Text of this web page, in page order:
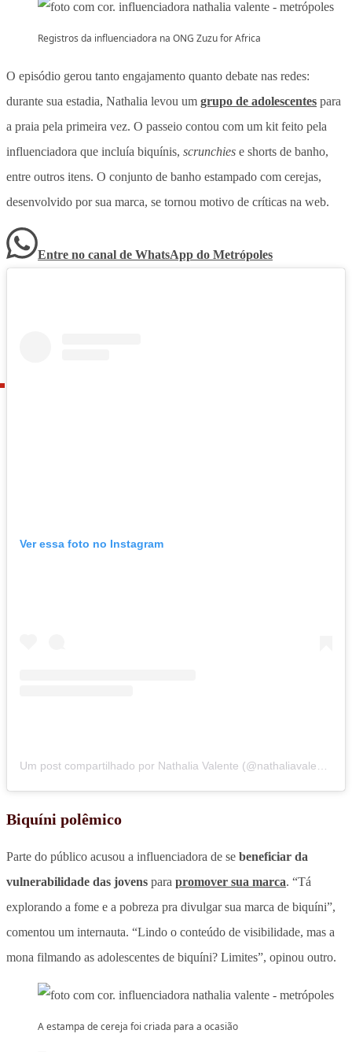
Registros da influenciadora na ONG Zuzu for Africa
O episódio gerou tanto engajamento quanto debate nas redes:
durante sua estadia, Nathalia levou um grupo de adolescentes para
a praia pela primeira vez. O passeio contou com um kit feito pela
influenciadora que incluía biquínis, scrunchies e shorts de banho,
entre outros itens. O conjunto de banho estampado com cerejas,
desenvolvido por sua marca, se tornou motivo de críticas na web.
Entre no canal de WhatsApp do Metrópoles
Ver essa foto no Instagram
Biquíni polêmico
Parte do público acusou a influenciadora de se beneficiar da
vulnerabilidade das jovens para promover sua marca. “Tá
explorando a fome e a pobreza pra divulgar sua marca de biquíni”,
comentou um internauta. “Lindo o conteúdo de visibilidade, mas a
mona filmando as adolescentes de biquíni? Limites”, opinou outro.
A estampa de cereja foi criada para a ocasião